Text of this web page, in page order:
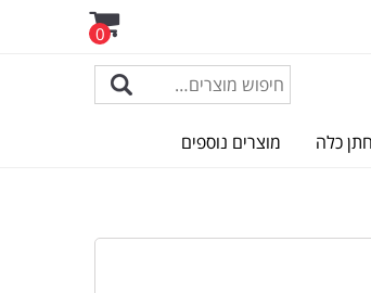
0
חתן כלה מוצרים נוספים